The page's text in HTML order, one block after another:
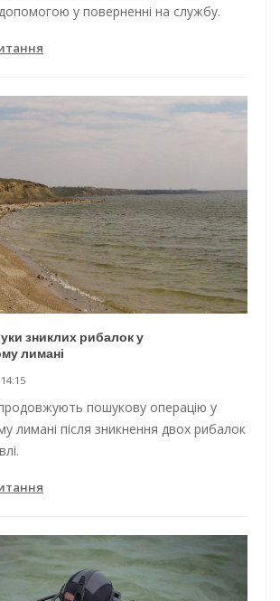
у поверненні на службу.
зниклих рибалок у
лимані
пошукову операцію у
лимані після зникнення двох рибалок